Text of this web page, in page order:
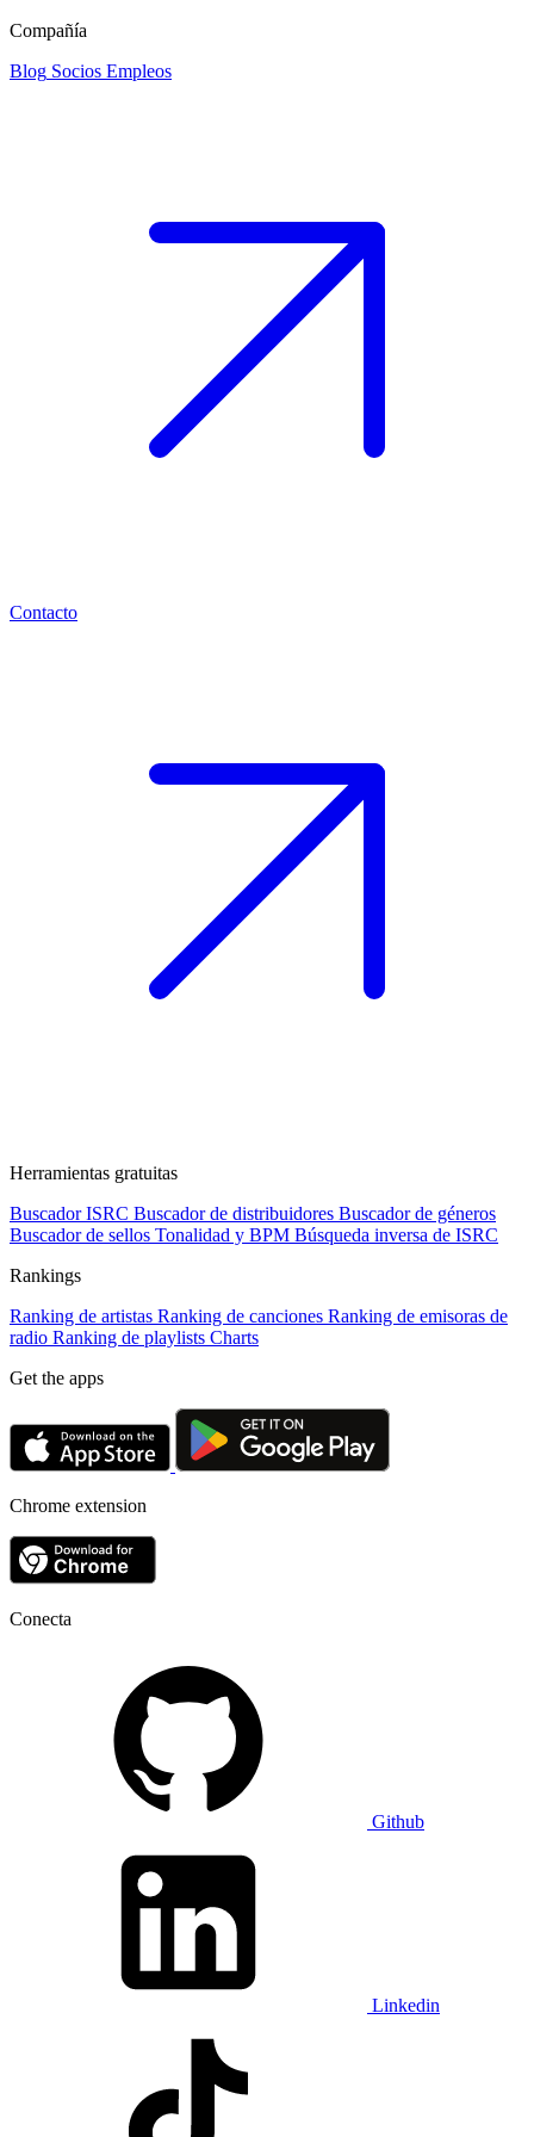
Compañía
Blog Socios Empleos
Contacto
Herramientas gratuitas
Buscador ISRC Buscador de distribuidores Buscador de géneros
Buscador de sellos Tonalidad y BPM Búsqueda inversa de ISRC
Rankings
Ranking de artistas Ranking de canciones Ranking de emisoras de
radio Ranking de playlists Charts
Get the apps
Chrome extension
Conecta
Github
Linkedin